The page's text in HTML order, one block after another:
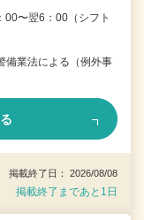
00〜翌6：00（シフト
備業法による（例外事
掲載終了日： 2026/08/08
掲載終了まであと1日